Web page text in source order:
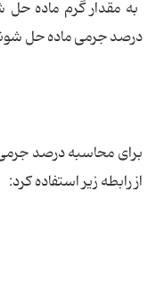
درصد جرمی ماده حل
برای محاسبه درصد
از رابطه زیر استفاده کرد: